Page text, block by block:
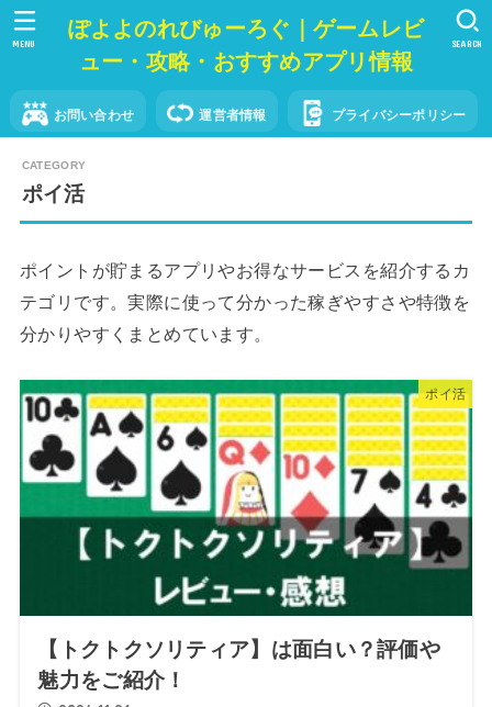
ぽよよのれびゅーろぐ｜ゲームレビ
ュー・攻略・おすすめアプリ情報
お問い合わせ 運営者情報 プライバシーポリシー
SEARCH
MENU
ポイ活
ポイントが貯まるアプリやお得なサービスを紹介するカ
テゴリです。実際に使って分かった稼ぎやすさや特徴を
分かりやすくまとめています。
ポイ活
【トクトクソリティア】は面白い？評価や
魅力をご紹介！